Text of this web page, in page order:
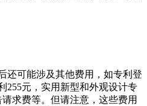
还可能涉及其他费用，如专利登
255元，实用新型和外观设计专
求费等。但请注意，这些费用